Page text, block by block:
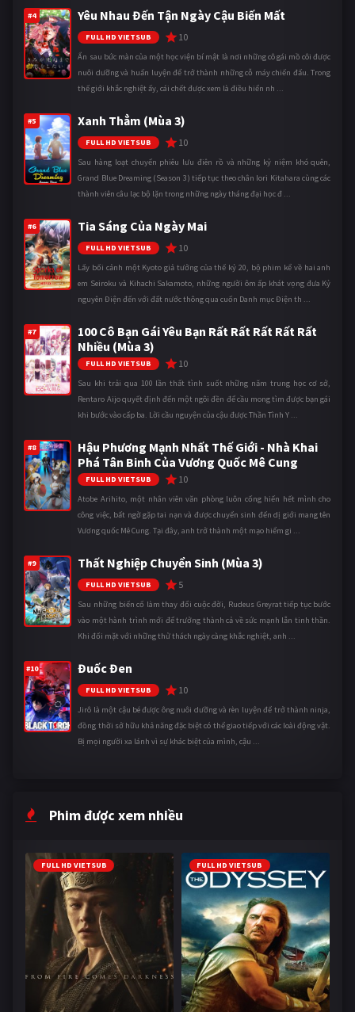
#4 Yêu Nhau Đến Tận Ngày Cậu Biến Mất
FULL HD VIETSUB 10
Ẩn sau bức màn của một học viện bí mật là nơi những cô gái mồ côi được
nuôi dưỡng và huấn luyện để trở thành những cỗ máy chiến đấu. Trong
thế giới khắc nghiệt ấy, cái chết được xem là điều hiển nh ...
#5 Xanh Thẳm (Mùa 3)
FULL HD VIETSUB 10
Sau hàng loạt chuyến phiêu lưu điên rồ và những kỷ niệm khó quên,
Grand Blue Dreaming (Season 3) tiếp tục theo chân Iori Kitahara cùng các
thành viên câu lạc bộ lặn trong những ngày tháng đại học đ ...
#6 Tia Sáng Của Ngày Mai
FULL HD VIETSUB 10
Lấy bối cảnh một Kyoto giả tưởng của thế kỷ 20, bộ phim kể về hai anh
em Seiroku và Kihachi Sakamoto, những người ôm ấp khát vọng đưa Kỷ
nguyên Điện đến với đất nước thông qua cuốn Danh mục Điện th ...
#7
100 Cô Bạn Gái Yêu Bạn Rất Rất Rất Rất Rất
Nhiều (Mùa 3)
FULL HD VIETSUB 10
Sau khi trải qua 100 lần thất tình suốt những năm trung học cơ sở,
Rentaro Aijo quyết định đến một ngôi đền để cầu mong tìm được bạn gái
khi bước vào cấp ba. Lời cầu nguyện của cậu được Thần Tình Y ...
#8
Hậu Phương Mạnh Nhất Thế Giới - Nhà Khai
Phá Tân Binh Của Vương Quốc Mê Cung
FULL HD VIETSUB 10
Atobe Arihito, một nhân viên văn phòng luôn cống hiến hết mình cho
công việc, bất ngờ gặp tai nạn và được chuyển sinh đến dị giới mang tên
Vương quốc Mê Cung. Tại đây, anh trở thành một mạo hiểm gi ...
#9 Thất Nghiệp Chuyển Sinh (Mùa 3)
FULL HD VIETSUB 5
Sau những biến cố làm thay đổi cuộc đời, Rudeus Greyrat tiếp tục bước
vào một hành trình mới để trưởng thành cả về sức mạnh lẫn tinh thần.
Khi đối mặt với những thử thách ngày càng khắc nghiệt, anh ...
#10 Đuốc Đen
FULL HD VIETSUB 10
Jirô là một cậu bé được ông nuôi dưỡng và rèn luyện để trở thành ninja,
đồng thời sở hữu khả năng đặc biệt có thể giao tiếp với các loài động vật.
Bị mọi người xa lánh vì sự khác biệt của mình, cậu ...
Phim được xem nhiều
FULL HD VIETSUB FULL HD VIETSUB